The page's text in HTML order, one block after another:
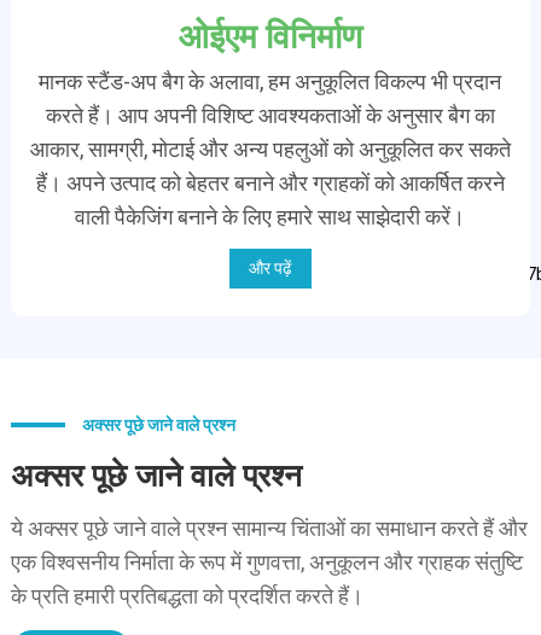
ओईएम विनिर्माण
मानक स्टैंड-अप बैग के अलावा, हम अनुकूलित विकल्प भी प्रदान
करते हैं। आप अपनी विशिष्ट आवश्यकताओं के अनुसार बैग का
आकार, सामग्री, मोटाई और अन्य पहलुओं को अनुकूलित कर सकते
हैं। अपने उत्पाद को बेहतर बनाने और ग्राहकों को आकर्षित करने
वाली पैकेजिंग बनाने के लिए हमारे साथ साझेदारी करें।
और पढ़ें
अक्सर पूछे जाने वाले प्रश्न
अक्सर पूछे जाने वाले प्रश्न
ये अक्सर पूछे जाने वाले प्रश्न सामान्य चिंताओं का समाधान करते हैं और
एक विश्वसनीय निर्माता के रूप में गुणवत्ता, अनुकूलन और ग्राहक संतुष्टि
के प्रति हमारी प्रतिबद्धता को प्रदर्शित करते हैं।